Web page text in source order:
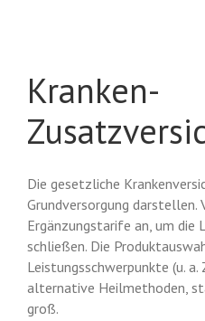
Kranken-
Die gesetzliche
Grundversorgung
Ergänzungstarife an, um die
schließen. Die
Leistungsschwerpunkte (u. a.
alternative Heilmethoden,
groß.